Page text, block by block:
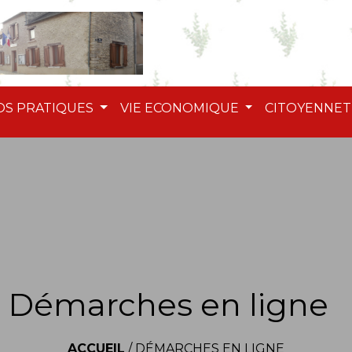
PRATIQUES VIE ECONOMIQUE
Démarches en ligne
ACCUEIL / DÉMARCHES EN LIGNE